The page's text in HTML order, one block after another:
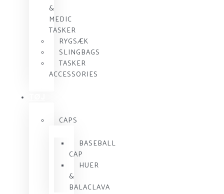
&
MEDIC
TASKER
RYGSÆK
SLINGBAGS
TASKER
ACCESSORIES
CAPS
BASEBALL
CAP
HUER
&
BALACLAVA